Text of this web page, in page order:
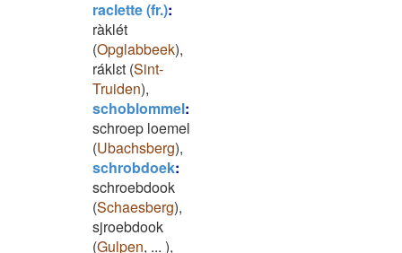
raclette (fr.):
ràklét
(Opglabbeek),
ráklɛt (Sint-
Truiden),
schoblommel:
schroep loemel
(Ubachsberg),
schrobdoek:
schroebdook
(Schaesberg),
sjroebdook
(Gulpen, ... ),